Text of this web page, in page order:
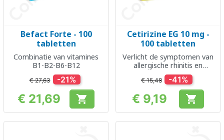
Befact Forte - 100
tabletten
Combinatie van vitamines
B1-B2-B6-B12
€ 27,63 -21%
Prijs
€ 21,69 
Cetirizine EG 10 mg -
100 tabletten
Verlicht de symptomen van
allergische rhinitis en
urticaria
€ 15,48 -41%
Prijs
€ 9,19 